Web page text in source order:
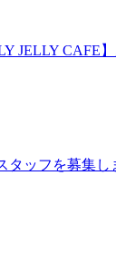
JELLY CAFE
タッフを募集